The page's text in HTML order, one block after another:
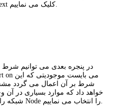
در پنجره بعدی می توانیم شرط
شرط بر آن اعمال می گردد
خواهد داد که موارد بسیاری در آن